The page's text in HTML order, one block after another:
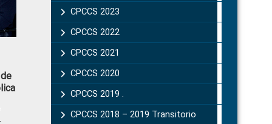
CPCCS 2023
CPCCS 2022
CPCCS 2021
CPCCS 2020
CPCCS 2019 .
CPCCS 2018 – 2019 Transitorio